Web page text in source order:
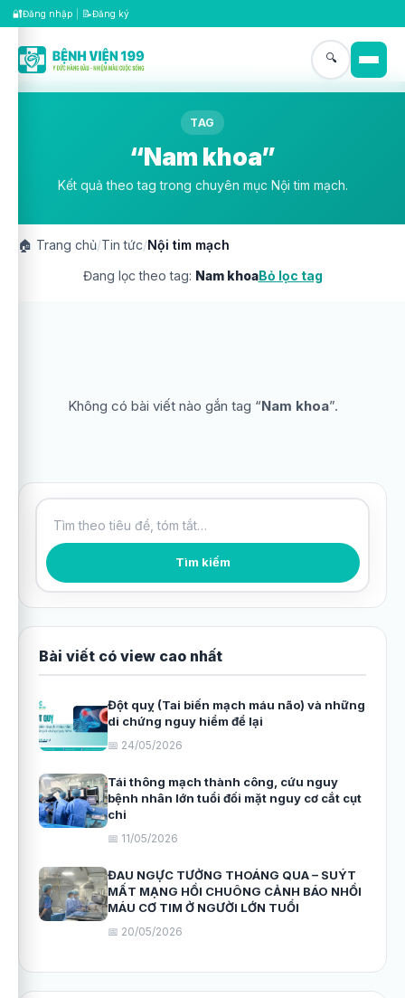
🔐Đăng nhập 📝Đăng ký
🔍
TAG
“Nam khoa”
Kết quả theo tag trong chuyên mục Nội tim mạch.
🏠 Trang chủ/Tin tức/Nội tim mạch
Đang lọc theo tag: Nam khoaBỏ lọc tag
Không có bài viết nào gắn tag “Nam khoa”.
Tìm kiếm bài viết Tìm kiếm
Bài viết có view cao nhất
Đột quỵ (Tai biến mạch máu não) và những
di chứng nguy hiểm để lại
📅 24/05/2026
Tái thông mạch thành công, cứu nguy
bệnh nhân lớn tuổi đối mặt nguy cơ cắt cụt
chi
📅 11/05/2026
ĐAU NGỰC TƯỞNG THOÁNG QUA – SUÝT
MẤT MẠNG HỒI CHUÔNG CẢNH BÁO NHỒI
MÁU CƠ TIM Ở NGƯỜI LỚN TUỔI
📅 20/05/2026